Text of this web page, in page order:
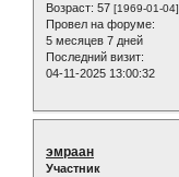
Возраст: 57 [1969-01-04]
Провел на форуме:
5 месяцев 7 дней
Последний визит:
04-11-2025 13:00:32
эмраан
Участник